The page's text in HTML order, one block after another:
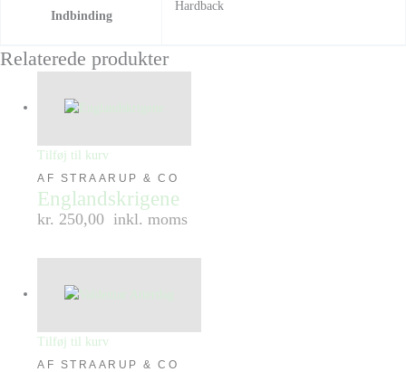
Indbinding
Hardback
Relaterede produkter
Tilføj til kurv
AF STRAARUP & CO
Englandskrigene
kr. 250,00 inkl. moms
Tilføj til kurv
AF STRAARUP & CO